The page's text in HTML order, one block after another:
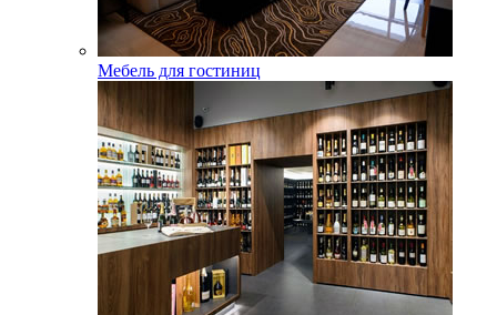
Мебель для гостиниц